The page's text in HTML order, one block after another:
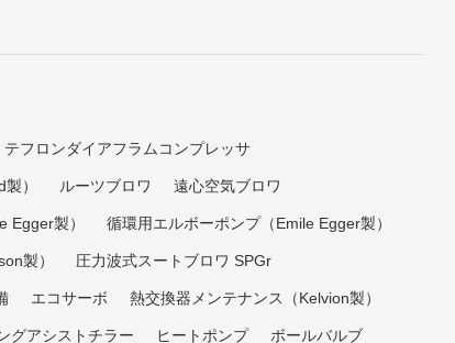
テフロンダイアフラムコンプレッサ
） ルーツブロワ 遠心空気ブロワ
Egger製） 循環用エルボーポンプ（Emile Egger製）
製） 圧力波式スートブロワ SPGr
エコサーボ 熱交換器メンテナンス（Kelvion製）
グアシストチラー ヒートポンプ ボールバルブ